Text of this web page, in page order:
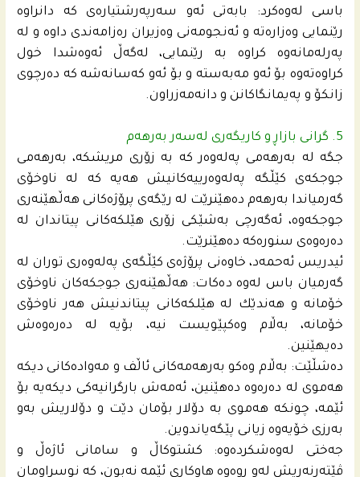
باسى له‌وه‌كرد: بابه‌تى ئه‌و سه‌رپه‌رشتیاره‌ى كه‌ دانراوه‌
رێنمایی وه‌زاره‌ته‌ و ئه‌نجومه‌نى وه‌زیران ره‌زامه‌ندى داوه‌ و له‌
په‌رله‌مانه‌وه‌ كراوه‌ به‌ رێنمایی، له‌گه‌ڵ ئه‌وه‌شدا خول
كراوه‌ته‌وه‌ بۆ ئه‌و مه‌به‌سته‌ و بۆ ئه‌و كه‌سانه‌شه‌ كه‌ ده‌رچوى
زانكۆ و په‌یمانگاكانن و دانه‌مه‌زراون.
5. گرانی بازاڕ و كاریگه‌رى له‌سه‌ر به‌رهه‌م
جگه‌ له‌ به‌رهه‌مى په‌له‌وه‌ر كه‌ به‌ زۆری مریشكه‌، به‌رهه‌مى
جوجكه‌ى كێڵگه‌ په‌له‌وه‌رییه‌كانیش هه‌یه‌ كه‌ له‌ ناوخۆى
گه‌رمیاندا به‌رهه‌م ده‌هێنرێت له‌ رێگه‌ى پرۆژه‌كانى هه‌ڵهێنه‌رى
جوجكه‌وه‌، ئه‌گه‌رچى به‌شێكى زۆرى هێلكه‌كانى پیتاندان له‌
ده‌ره‌وه‌ى سنوره‌كه‌ ده‌هێنرێت.
ئیدریس ئه‌حمه‌د، خاوه‌نى پرۆژه‌ى كێڵگه‌ى په‌له‌وه‌رى توران له‌
گه‌رمیان باس له‌وه‌ ده‌كات: هه‌ڵهێنه‌رى جوجكه‌كان ناوخۆى
خۆمانه‌ و هه‌ندێك له‌ هێلكه‌كانى پیتاندنیش هه‌ر ناوخۆى
خۆمانه‌، به‌ڵام وه‌كپێویست نیه‌، بۆیه‌ له‌ ده‌ره‌وه‌ش
ده‌یهێنین.
ده‌شڵێت: به‌ڵام وه‌كو به‌رهه‌مه‌كانى ئاڵف و مه‌واده‌كانى دیكه‌
هه‌موى له‌ ده‌ره‌وه‌ ده‌هێنین، ئه‌مه‌ش بارگرانیه‌كى دیكه‌یه‌ بۆ
ئێمه‌، چونكه‌ هه‌موى به‌ دۆلار بۆمان دێت و دۆلاریش به‌و
به‌رزى خۆیه‌وه‌ زیانى پێگه‌یاندوین.
جه‌ختى له‌وه‌شكرده‌وه‌: كشتوكاڵ و سامانى ئاژه‌ڵ و
ڤێته‌رنه‌ریش له‌و روه‌وه‌ هاوكارى ئێمه‌ نه‌بون، كه‌ نوسراومان